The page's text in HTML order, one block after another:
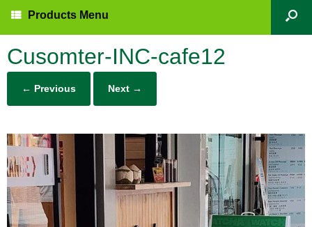
Products Menu
Cusomter-INC-cafe12
← Previous Next →